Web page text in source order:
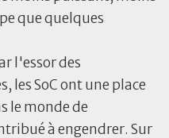
que quelques
l'essor des
les SoC ont une place
le monde de
à engendrer. Sur